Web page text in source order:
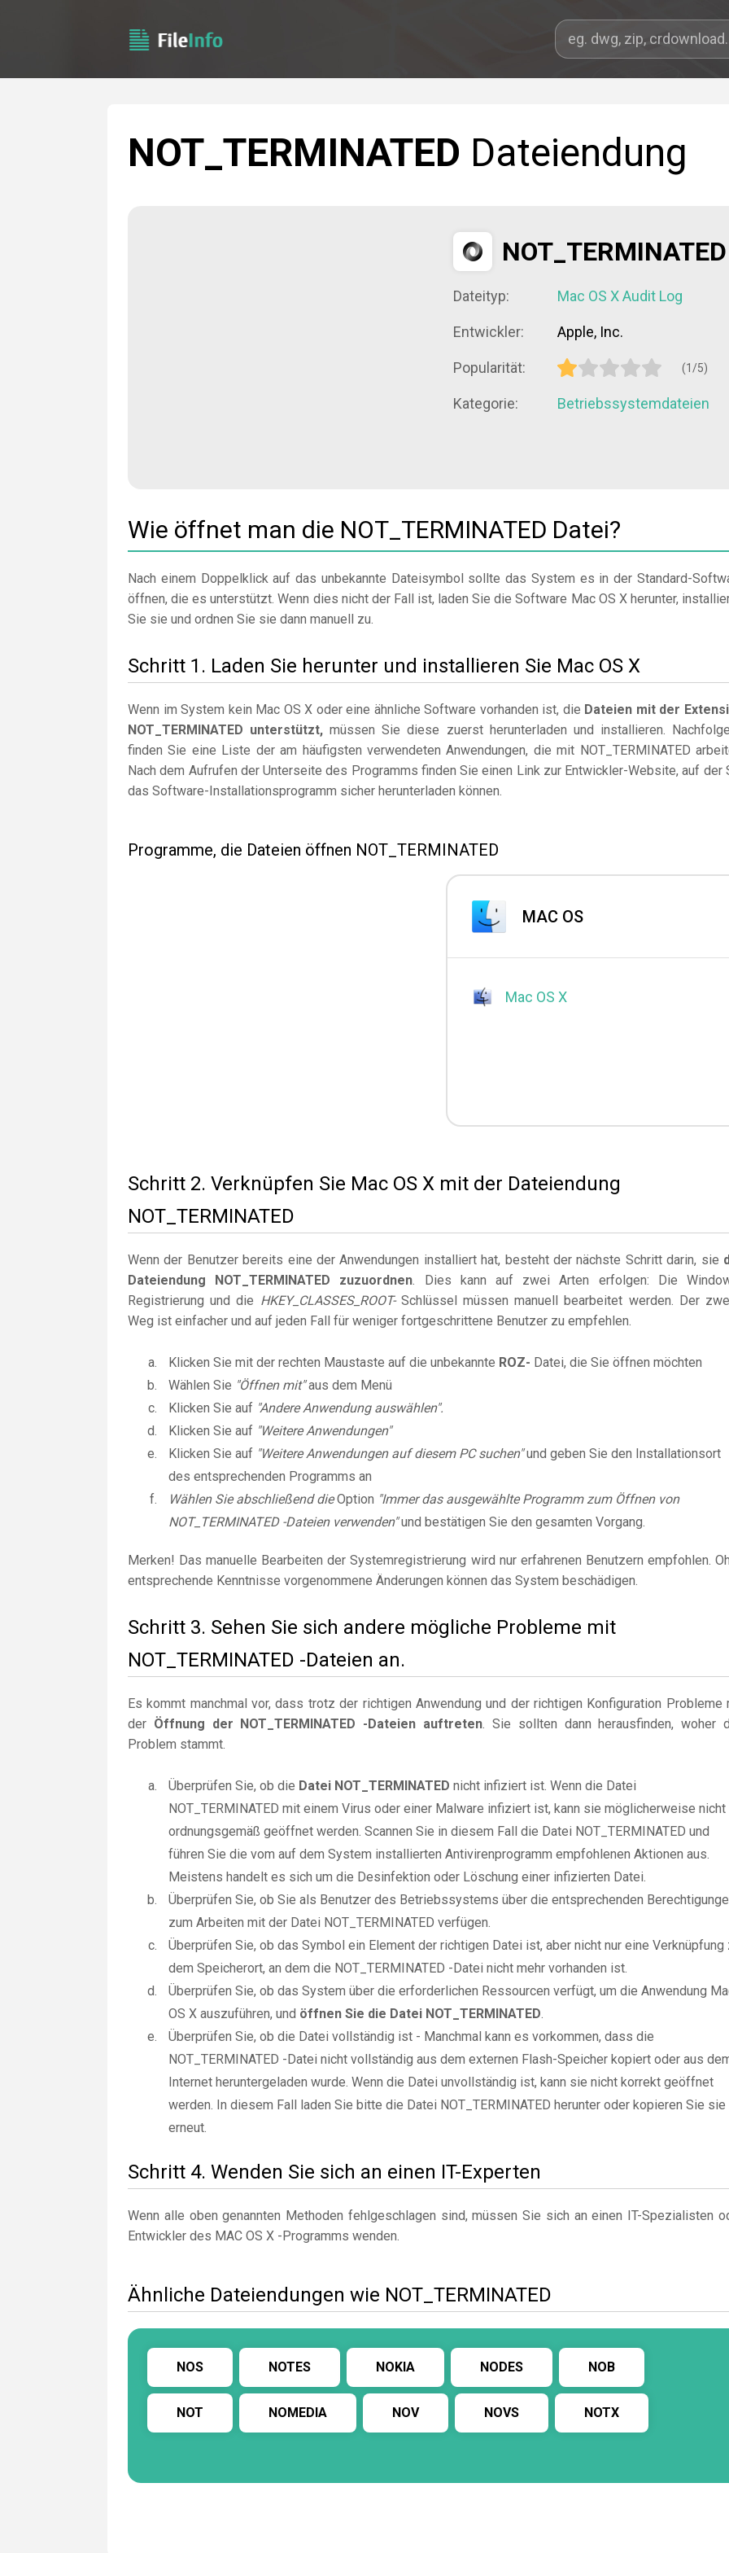
NOT_TERMINATED Dateiendung
NOT_TERMINATED
Dateityp: Mac OS X Audit Log
Entwickler: Apple, Inc.
Popularität: (1/5)
Kategorie: Betriebssystemdateien
Wie öffnet man die NOT_TERMINATED Datei?
Nach einem Doppelklick auf das unbekannte Dateisymbol sollte das System es in der Standard-
öffnen, die es unterstützt. Wenn dies nicht der Fall ist, laden Sie die Software Mac OS X herunter,
Sie sie und ordnen Sie sie dann manuell zu.
Schritt 1. Laden Sie herunter und installieren Sie Mac OS X
Wenn im System kein Mac OS X oder eine ähnliche Software vorhanden ist, die Dateien mit der
NOT_TERMINATED unterstützt, müssen Sie diese zuerst herunterladen und installieren.
finden Sie eine Liste der am häufigsten verwendeten Anwendungen, die mit NOT_TERMINATED
Nach dem Aufrufen der Unterseite des Programms finden Sie einen Link zur Entwickler-Website, auf der
das Software-Installationsprogramm sicher herunterladen können.
Programme, die Dateien öffnen NOT_TERMINATED
MAC OS
Mac OS X
Schritt 2. Verknüpfen Sie Mac OS X mit der Dateiendung
NOT_TERMINATED
Wenn der Benutzer bereits eine der Anwendungen installiert hat, besteht der nächste Schritt darin, sie
Dateiendung NOT_TERMINATED zuzuordnen. Dies kann auf zwei Arten erfolgen: Die
Registrierung und die HKEY_CLASSES_ROOT-Schlüssel müssen manuell bearbeitet werden. Der
Weg ist einfacher und auf jeden Fall für weniger fortgeschrittene Benutzer zu empfehlen.
Klicken Sie mit der rechten Maustaste auf die unbekannte ROZ- Datei, die Sie öffnen möchten
Wählen Sie "Öffnen mit"aus dem Menü
Klicken Sie auf "Andere Anwendung auswählen".
Klicken Sie auf "Weitere Anwendungen"
Klicken Sie auf "Weitere Anwendungen auf diesem PC suchen"und geben Sie den Installationsort
des entsprechenden Programms an
Wählen Sie abschließend dieOption "Immer das ausgewählte Programm zum Öffnen von
NOT_TERMINATED -Dateien verwenden"und bestätigen Sie den gesamten Vorgang.
Merken! Das manuelle Bearbeiten der Systemregistrierung wird nur erfahrenen Benutzern empfohlen.
entsprechende Kenntnisse vorgenommene Änderungen können das System beschädigen.
Schritt 3. Sehen Sie sich andere mögliche Probleme mit
NOT_TERMINATED -Dateien an.
Es kommt manchmal vor, dass trotz der richtigen Anwendung und der richtigen Konfiguration Probleme
der Öffnung der NOT_TERMINATED -Dateien auftreten. Sie sollten dann herausfinden, woher
Problem stammt.
Überprüfen Sie, ob die Datei NOT_TERMINATED nicht infiziert ist. Wenn die Datei
NOT_TERMINATED mit einem Virus oder einer Malware infiziert ist, kann sie möglicherweise nicht
ordnungsgemäß geöffnet werden. Scannen Sie in diesem Fall die Datei NOT_TERMINATED und
führen Sie die vom auf dem System installierten Antivirenprogramm empfohlenen Aktionen aus.
Meistens handelt es sich um die Desinfektion oder Löschung einer infizierten Datei.
Überprüfen Sie, ob Sie als Benutzer des Betriebssystems über die entsprechenden
zum Arbeiten mit der Datei NOT_TERMINATED verfügen.
Überprüfen Sie, ob das Symbol ein Element der richtigen Datei ist, aber nicht nur eine Verknüpfung
dem Speicherort, an dem die NOT_TERMINATED -Datei nicht mehr vorhanden ist.
Überprüfen Sie, ob das System über die erforderlichen Ressourcen verfügt, um die Anwendung
OS X auszuführen, und öffnen Sie die Datei NOT_TERMINATED.
Überprüfen Sie, ob die Datei vollständig ist - Manchmal kann es vorkommen, dass die
NOT_TERMINATED -Datei nicht vollständig aus dem externen Flash-Speicher kopiert oder aus
Internet heruntergeladen wurde. Wenn die Datei unvollständig ist, kann sie nicht korrekt geöffnet
werden. In diesem Fall laden Sie bitte die Datei NOT_TERMINATED herunter oder kopieren Sie sie
erneut.
Schritt 4. Wenden Sie sich an einen IT-Experten
Wenn alle oben genannten Methoden fehlgeschlagen sind, müssen Sie sich an einen IT-Spezialisten
Entwickler des MAC OS X -Programms wenden.
Ähnliche Dateiendungen wie NOT_TERMINATED
NOS NOTES NOKIA NODES NOB
NOT NOMEDIA NOV NOVS NOTX